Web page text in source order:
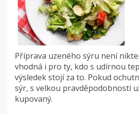
Příprava uzeného sýru není
vhodná i pro ty, kdo s udírnou
výsledek stojí za to. Pokud
sýr, s velkou pravděpodobností
kupovaný.